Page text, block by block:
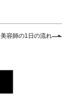
美容師の1日の流れ